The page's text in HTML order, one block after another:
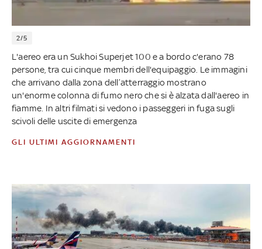
2/5
L'aereo era un Sukhoi Superjet 100 e a bordo c'erano 78
persone, tra cui cinque membri dell'equipaggio. Le immagini
che arrivano dalla zona dell’atterraggio mostrano
un'enorme colonna di fumo nero che si è alzata dall'aereo in
fiamme. In altri filmati si vedono i passeggeri in fuga sugli
scivoli delle uscite di emergenza
GLI ULTIMI AGGIORNAMENTI